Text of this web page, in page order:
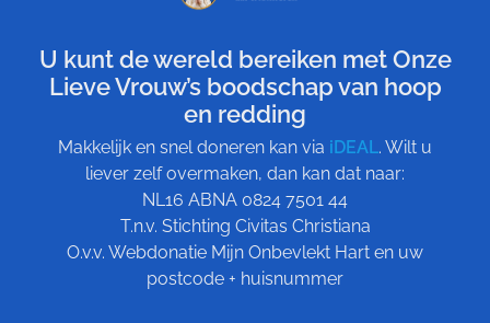
U kunt de wereld bereiken met Onze
Lieve Vrouw’s boodschap van hoop
en redding
Makkelijk en snel doneren kan via iDEAL. Wilt u
liever zelf overmaken, dan kan dat naar:
NL16 ABNA 0824 7501 44
T.n.v. Stichting Civitas Christiana
O.v.v. Webdonatie Mijn Onbevlekt Hart en uw
postcode + huisnummer